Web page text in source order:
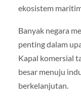
ekosistem
Banyak negara
penting dalam
Kapal komersial
besar menuju
berkelanjutan.